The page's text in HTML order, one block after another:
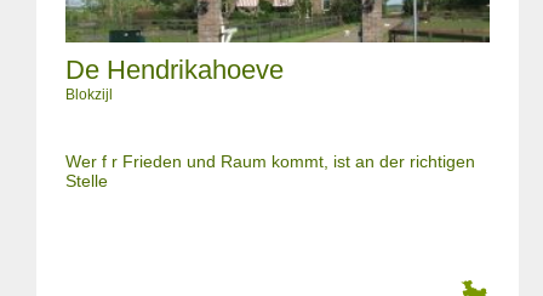
De Hendrikahoeve
Blokzijl
Wer f r Frieden und Raum kommt, ist an der richtigen
Stelle